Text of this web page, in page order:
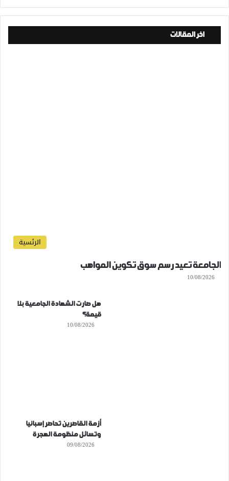
اخر المقالات
الرئسية
الجامعة تعيد رسم سوق تكوين المواهب
10/08/2026
هل صارت الشهادة الجامعية بلا
قيمة؟
10/08/2026
أزمة القاصرين تحاصر إسبانيا
وتسائل منظومة الهجرة
09/08/2026